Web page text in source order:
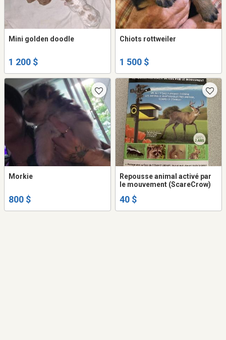
Mini golden doodle
1 200 $
Chiots rottweiler
1 500 $
Morkie
800 $
Repousse animal activé par
le mouvement (ScareCrow)
40 $